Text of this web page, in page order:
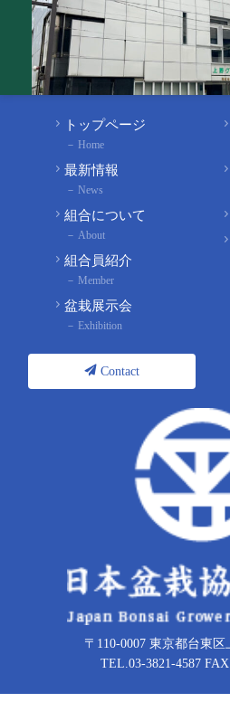
トップページ
Home
最新情報
News
組合について
About
組合員紹介
Member
盆栽展示会
Exhibition
Contact
〒110-0007 東京都台東
TEL.03-3821-4587